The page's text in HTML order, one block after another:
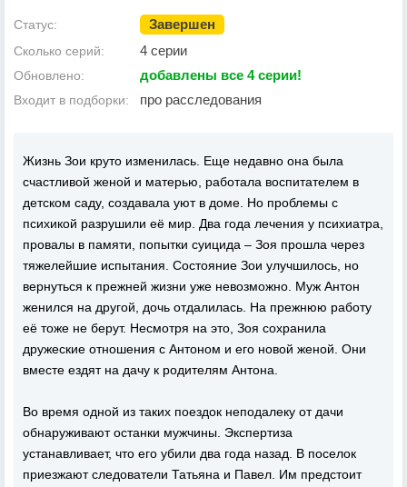
Статус: Завершен
Сколько серий: 4 серии
Обновлено: добавлены все 4 серии!
Входит в подборки: про расследования
Жизнь Зои круто изменилась. Еще недавно она была
счастливой женой и матерью, работала воспитателем в
детском саду, создавала уют в доме. Но проблемы с
психикой разрушили её мир. Два года лечения у психиатра,
провалы в памяти, попытки суицида – Зоя прошла через
тяжелейшие испытания. Состояние Зои улучшилось, но
вернуться к прежней жизни уже невозможно. Муж Антон
женился на другой, дочь отдалилась. На прежнюю работу
её тоже не берут. Несмотря на это, Зоя сохранила
дружеские отношения с Антоном и его новой женой. Они
вместе ездят на дачу к родителям Антона.
Во время одной из таких поездок неподалеку от дачи
обнаруживают останки мужчины. Экспертиза
устанавливает, что его убили два года назад. В поселок
приезжают следователи Татьяна и Павел. Им предстоит